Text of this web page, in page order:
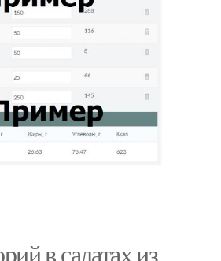
в салатах из